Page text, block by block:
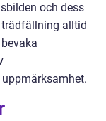
och dess
alltid